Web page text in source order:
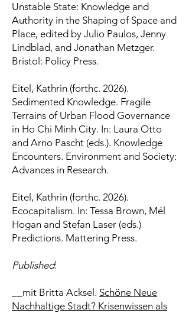
Unstable State: Knowledge and
Authority in the Shaping of Space and
Place, edited by Julio Paulos, Jenny
Lindblad, and Jonathan Metzger.
Bristol: Policy Press.
Eitel, Kathrin (forthc. 2026).
Sedimented Knowledge. Fragile
Terrains of Urban Flood Governance
in Ho Chi Minh City. In: Laura Otto
and Arno Pascht (eds.). Knowledge
Encounters. Environment and Society:
Advances in Research.
Eitel, Kathrin (forthc. 2026).
Ecocapitalism. In: Tessa Brown, Mél
Hogan and Stefan Laser (eds.)
Predictions. Mattering Press.
Published:
__mit Britta Acksel. Schöne Neue
Nachhaltige Stadt? Krisenwissen als